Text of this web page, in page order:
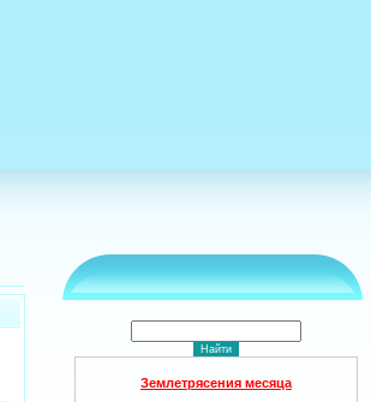
Землетрясения месяца